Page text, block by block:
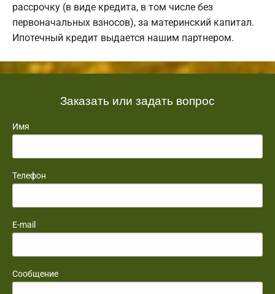
рассрочку (в виде кредита, в том числе без
первоначальных взносов), за материнский капитал.
Ипотечный кредит выдается нашим партнером.
Заказать или задать вопрос
Имя
Телефон
E-mail
Сообщение